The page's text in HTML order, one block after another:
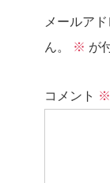
メールア
ん。
※ が
コメント ※